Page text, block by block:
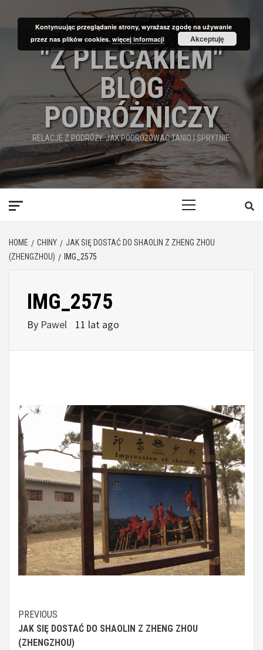
"Z PLECAKIEM"
BLOG
PODRÓŻNICZY
RELACJE Z PODRÓŻY. JAK PODRÓŻOWAĆ TANIO I SPRYTNIE.
HOME CHINY
JAK SIĘ DOSTAĆ DO SHAOLIN Z ZHENG ZHOU
(ZHENGZHOU)
IMG_2575
IMG_2575
By Pawel 11 lat ago
Continue
Reading
PREVIOUS
JAK SIĘ DOSTAĆ DO SHAOLIN Z ZHENG ZHOU
(ZHENGZHOU)
Kontynuując przeglądanie strony, wyrażasz zgodę na używanie
przez nas plików cookies.więcej informacji Akceptuję